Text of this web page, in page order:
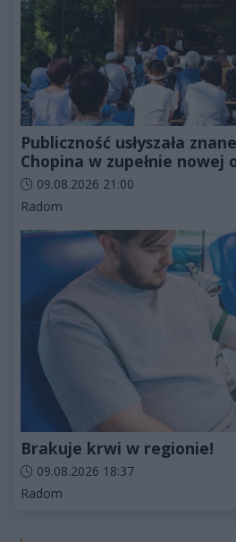
Publiczność usłyszała
Chopina w zupełnie nowej
Data dodania artykułu:
09.08.2026 21:00
Kategorie artykułu:
Radom
Brakuje krwi w regionie!
Data dodania artykułu:
09.08.2026 18:37
Kategorie artykułu:
Radom